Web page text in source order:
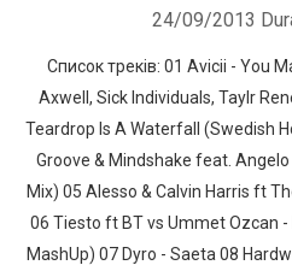
24/09/2013
Список треків: 01 Avicii - You
Axwell, Sick Individuals, Taylr
Teardrop Is A Waterfall (Swedish
Groove & Mindshake feat.
Mix) 05 Alesso & Calvin Harris ft
06 Tiesto ft BT vs Ummet Ozcan
MashUp) 07 Dyro - Saeta 08